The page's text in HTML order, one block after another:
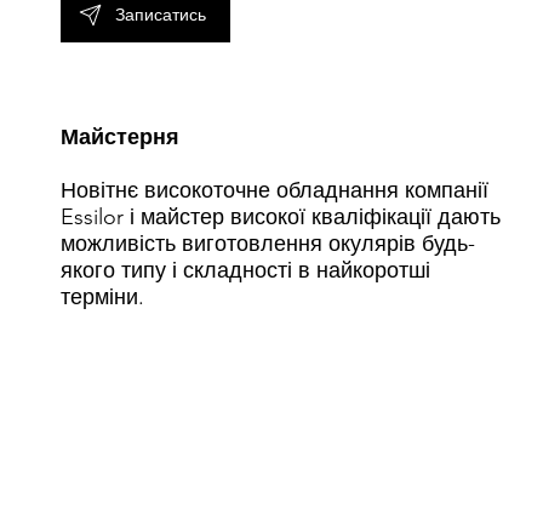
Майстерня
Новітнє високоточне обладнання компанії
Essilor і майстер високої кваліфікації дають
можливість виготовлення окулярів будь-
якого типу і складності в найкоротші
терміни.
Записатись